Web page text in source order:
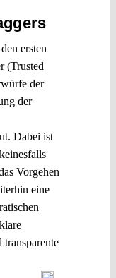
ersten
(Trusted
der
der
Dabei ist
Vorgehen
eine